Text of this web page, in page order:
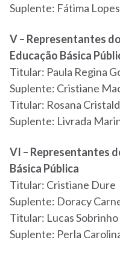
Suplente: Fátima
V – Representantes
Educação Básica
Titular: Paula Regina
Suplente: Cristiane
Titular: Rosana
Suplente: Livrada
VI – Representantes
Básica Pública
Titular: Cristiane Dure
Suplente: Doracy
Titular: Lucas Sobrinho
Suplente: Perla